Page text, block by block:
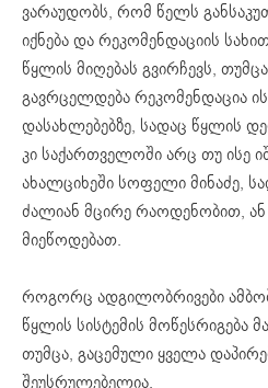
ვარაუდობს, რომ წელს
იქნება და რეკომენდაციის
წყლის მიღებას გვირჩევს,
გავრცელდება რეკომენდაცია
დასახლებებზე, სადაც წყლის
კი საქართველოში არც თუ ისე
ახალციხეში სოფელი მინაძე,
ძალიან მცირე რაოდენობით,
მიეწოდებათ.
როგორც ადგილობრივები
წყლის სისტემის მოწესრიგება
თუმცა, გაცემული ყველა
შეუსრულებელია.